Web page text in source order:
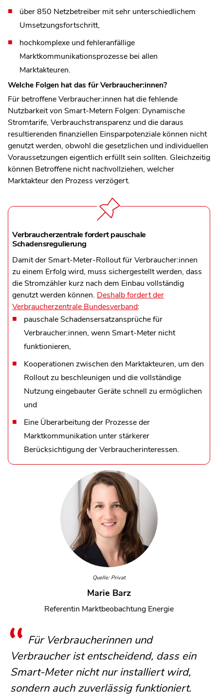
über 850 Netzbetreiber mit sehr unterschiedlichem
Umsetzungsfortschritt,
hochkomplexe und fehleranfällige
Marktkommunikationsprozesse bei allen
Marktakteuren.
Welche Folgen hat das für Verbraucher:innen?
Für betroffene Verbraucher:innen hat die fehlende
Nutzbarkeit von Smart-Metern Folgen: Dynamische
Stromtarife, Verbrauchstransparenz und die daraus
resultierenden finanziellen Einsparpotenziale können nicht
genutzt werden, obwohl die gesetzlichen und individuellen
Voraussetzungen eigentlich erfüllt sein sollten. Gleichzeitig
können Betroffene nicht nachvollziehen, welcher
Marktakteur den Prozess verzögert.
Verbraucherzentrale fordert pauschale
Schadensregulierung
Damit der Smart-Meter-Rollout für Verbraucher:innen
zu einem Erfolg wird, muss sichergestellt werden, dass
die Stromzähler kurz nach dem Einbau vollständig
genutzt werden können. Deshalb fordert der
Verbraucherzentrale Bundesverband:
pauschale Schadensersatzansprüche für
Verbraucher:innen, wenn Smart-Meter nicht
funktionieren,
Kooperationen zwischen den Marktakteuren, um den
Rollout zu beschleunigen und die vollständige
Nutzung eingebauter Geräte schnell zu ermöglichen
und
Eine Überarbeitung der Prozesse der
Marktkommunikation unter stärkerer
Berücksichtigung der Verbraucherinteressen.
Quelle: Privat
Marie Barz
Referentin Marktbeobachtung Energie
Für Verbraucherinnen und
Verbraucher ist entscheidend, dass ein
Smart-Meter nicht nur installiert wird,
sondern auch zuverlässig funktioniert.